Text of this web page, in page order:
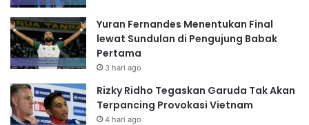
Yuran Fernandes Menentukan Final
lewat Sundulan di Pengujung Babak
Pertama
3 hari ago
Rizky Ridho Tegaskan Garuda Tak Akan
Terpancing Provokasi Vietnam
4 hari ago